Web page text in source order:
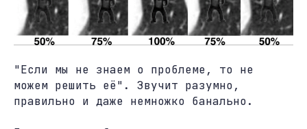
"Если мы не знаем о проблеме, то не
можем решить её". Звучит разумно,
правильно и даже немножко банально.